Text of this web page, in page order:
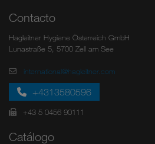
Contacto
Hagleitner Hygiene Österreich GmbH
Lunastraße 5, 5700 Zell am See
international@hagleitner.com
+4313580596
+43 5 0456 90111
Catálogo